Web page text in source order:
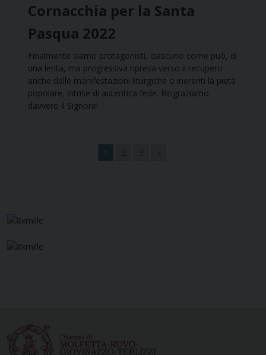
Cornacchia per la Santa
Pasqua 2022
Finalmente siamo protagonisti, ciascuno come può, di
una lenta, ma progressiva ripresa verso il recupero
anche delle manifestazioni liturgiche o inerenti la pietà
popolare, intrise di autentica fede. Ringraziamo
davvero il Signore!
1